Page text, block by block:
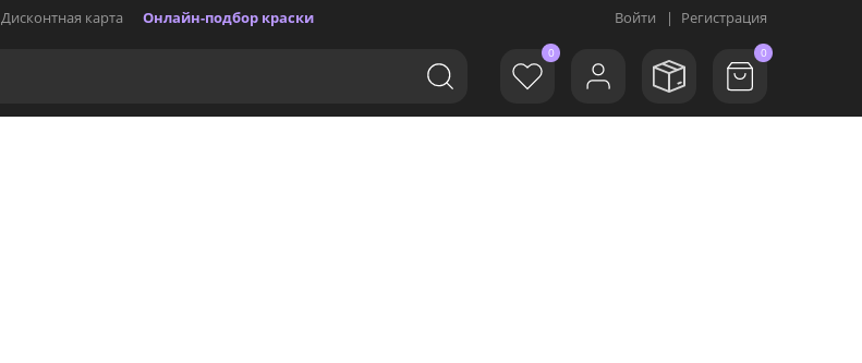
Дисконтная карта Онлайн-подбор краски Войти | Регистрация
0 0